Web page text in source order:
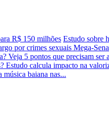
R$ 150 milhões Estudo sobre
por crimes sexuais Mega-
Veja 5 pontos que precisam ser
Estudo calcula impacto na
música baiana nas...